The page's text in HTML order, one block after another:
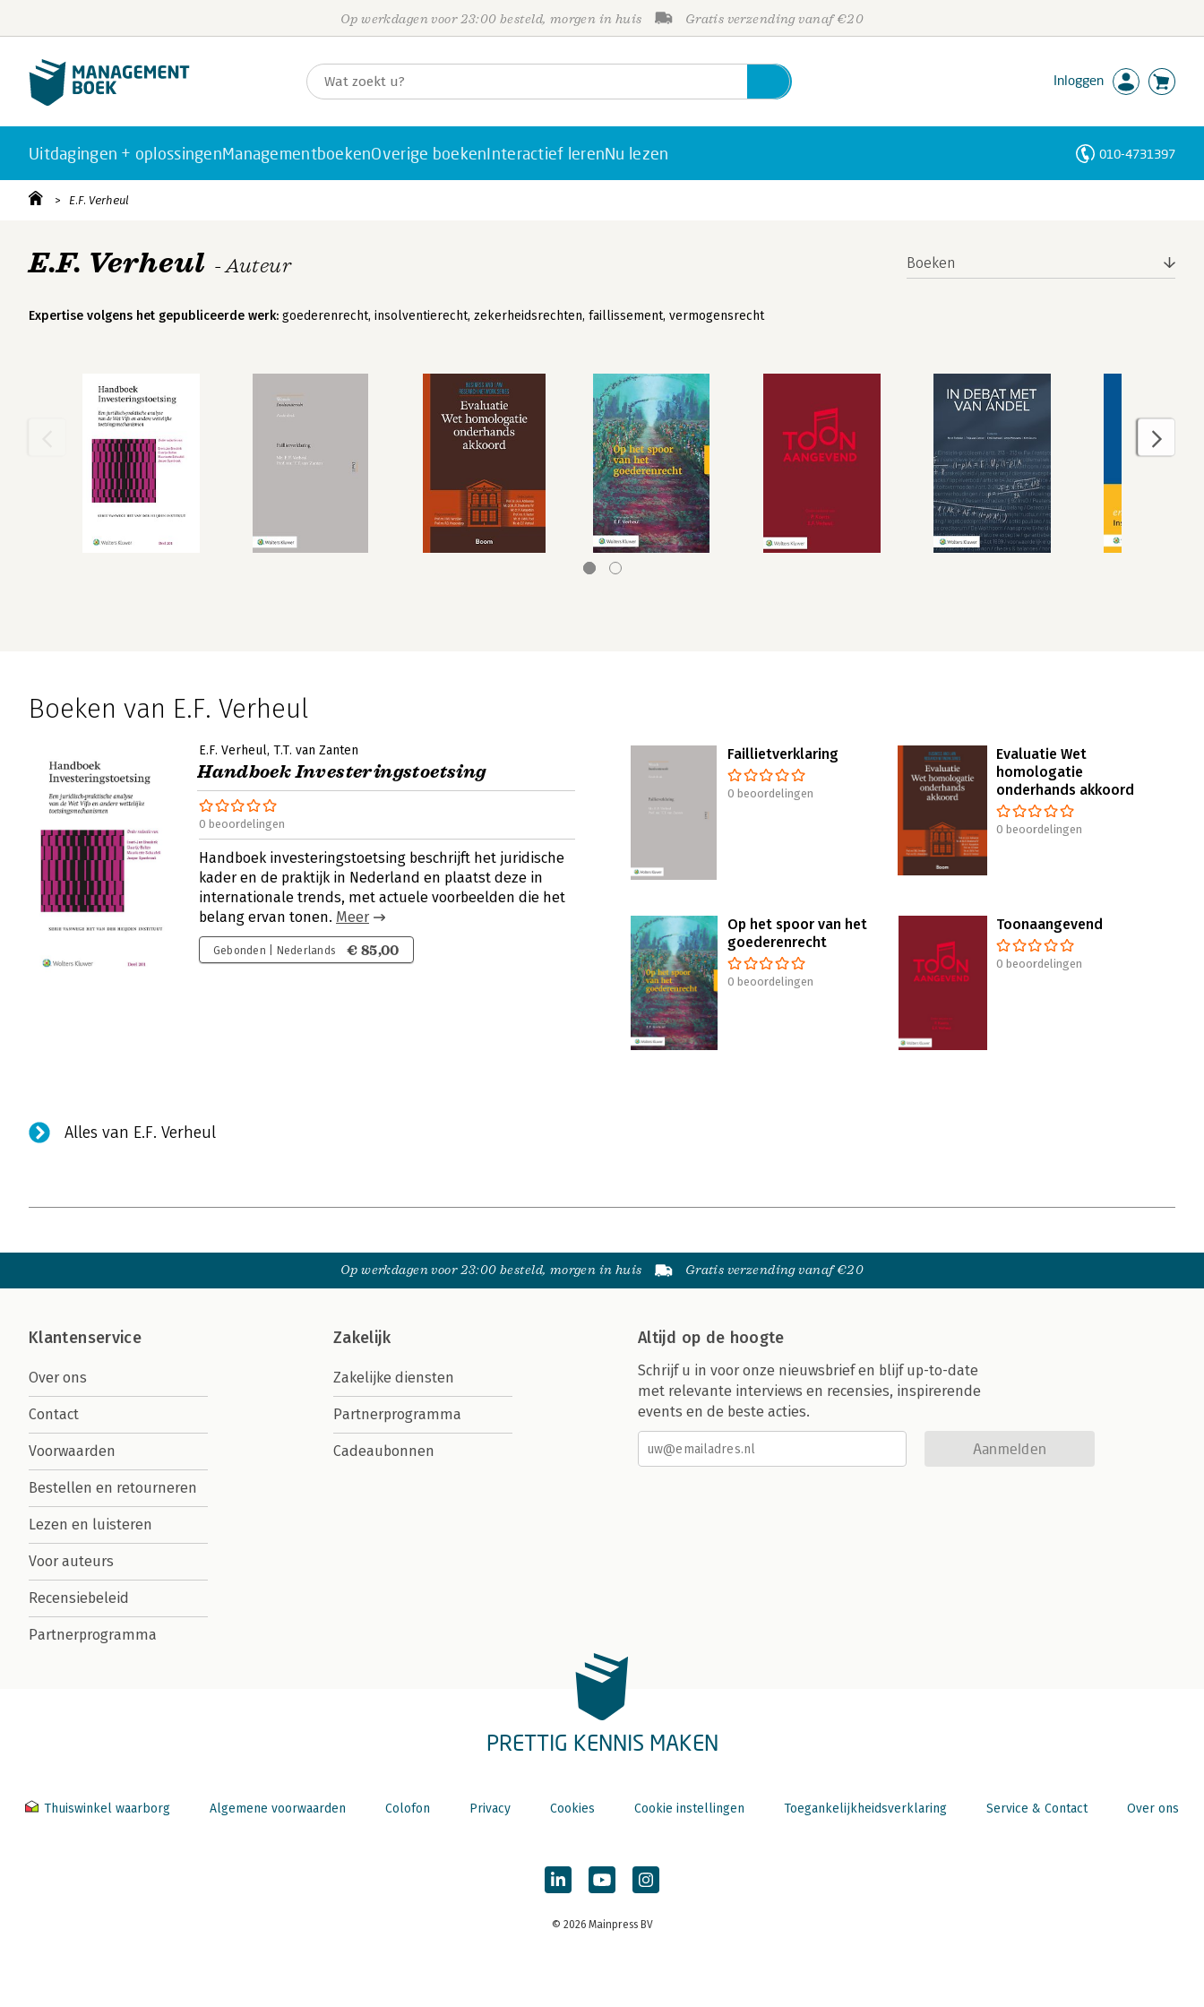
Op werkdagen voor 23:00 besteld, morgen in huis Gratis verzending vanaf €20
Inloggen
Uitdagingen + oplossingenManagementboekenOverige boekenInteractief lerenNu lezen 010-4731397
E.F. Verheul
E.F. Verheul - Auteur
Expertise volgens het gepubliceerde werk: goederenrecht, insolventierecht, zekerheidsrechten, faillissement, vermogensrecht
Boeken
Boeken van E.F. Verheul
E.F. Verheul T.T. van Zanten
Handboek Investeringstoetsing
0 beoordelingen
Handboek investeringstoetsing beschrijft het juridische
kader en de praktijk in Nederland en plaatst deze in
internationale trends, met actuele voorbeelden die het
belang ervan tonen. Meer
Gebonden | Nederlands € 85,00
Faillietverklaring
0 beoordelingen
Evaluatie Wet
homologatie
onderhands akkoord
0 beoordelingen
Op het spoor van het
goederenrecht
0 beoordelingen
Toonaangevend
0 beoordelingen
Alles van E.F. Verheul
Op werkdagen voor 23:00 besteld, morgen in huis Gratis verzending vanaf €20
Klantenservice
Over ons
Contact
Voorwaarden
Bestellen en retourneren
Lezen en luisteren
Voor auteurs
Recensiebeleid
Partnerprogramma
Zakelijk
Zakelijke diensten
Partnerprogramma
Cadeaubonnen
Altijd op de hoogte
Schrijf u in voor onze nieuwsbrief en blijf up-to-date
met relevante interviews en recensies, inspirerende
events en de beste acties.
Aanmelden
PRETTIG KENNIS MAKEN
Thuiswinkel waarborg Algemene voorwaarden Colofon Privacy Cookies Cookie instellingen Toegankelijkheidsverklaring Service & Contact Over ons
© 2026 Mainpress BV
Personen